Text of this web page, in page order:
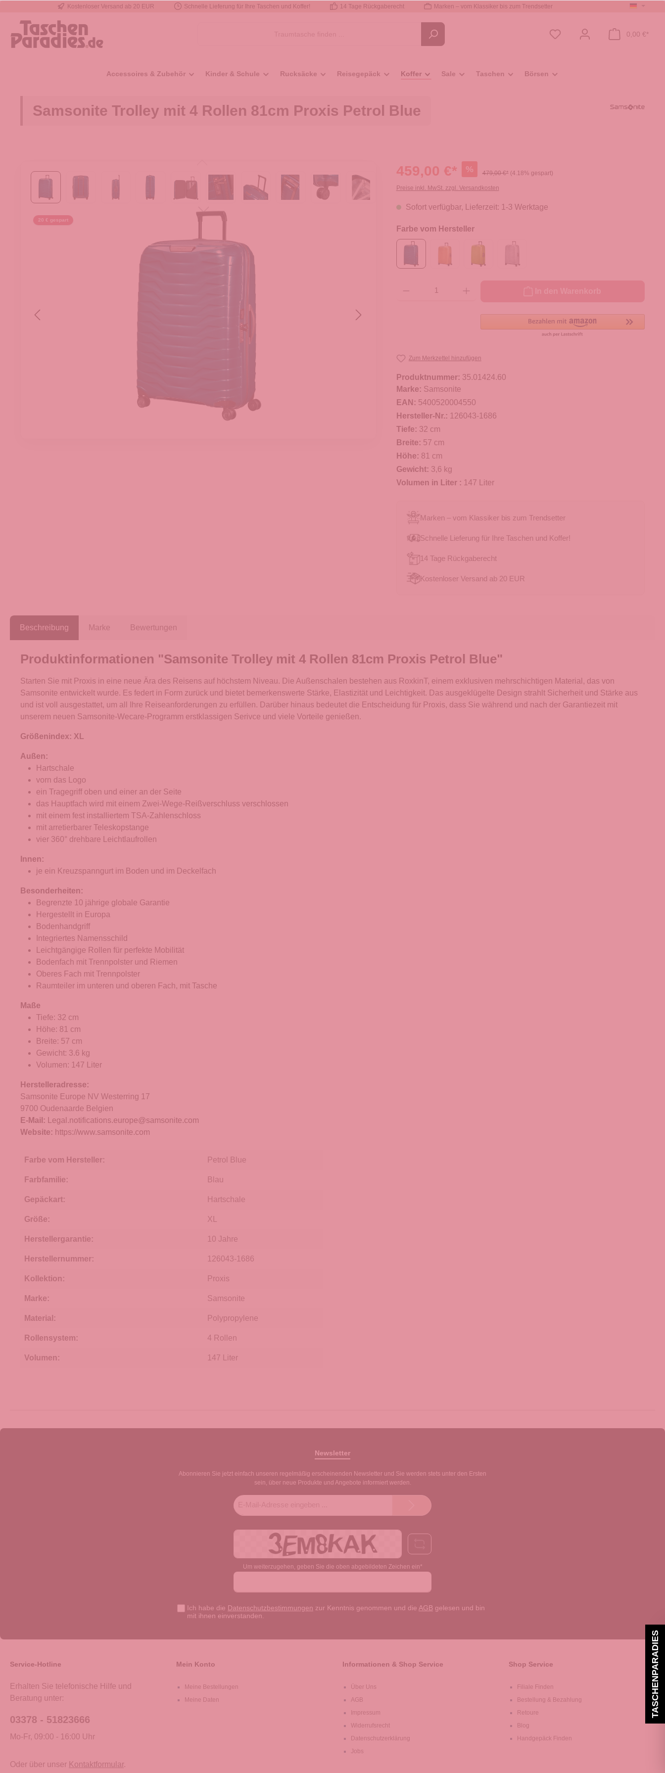
Zur Hauptnavigation springen
Kostenloser Versand ab 20 EUR Schnelle Lieferung für Ihre Taschen und Koffer! 14 Tage Rückgaberecht Marken – vom Klassiker bis zum Trendsetter
0,00 €*
Accessoires & Zubehör Kinder & Schule Rucksäcke Reisegepäck Koffer Sale Taschen Börsen
Samsonite Trolley mit 4 Rollen 81cm Proxis Petrol Blue
20 € gespart
459,00 €* % 479,00 €* (4.18% gespart)
Preise inkl. MwSt. zzgl. Versandkosten
Sofort verfügbar, Lieferzeit: 1-3 Werktage
Farbe vom Hersteller
Zum Merkzettel hinzufügen
Produktnummer: 35.01424.60
Marke: Samsonite
EAN: 5400520004550
Hersteller-Nr.: 126043-1686
Tiefe: 32 cm
Breite: 57 cm
Höhe: 81 cm
Gewicht: 3,6 kg
Volumen in Liter : 147 Liter
Marken – vom Klassiker bis zum Trendsetter
Schnelle Lieferung für Ihre Taschen und Koffer!
14 Tage Rückgaberecht
Kostenloser Versand ab 20 EUR
Beschreibung Marke Bewertungen
Produktinformationen "Samsonite Trolley mit 4 Rollen 81cm Proxis Petrol Blue"
Starten Sie mit Proxis in eine neue Ära des Reisens auf höchstem Niveau. Die Außenschalen bestehen aus RoxkinT, einem exklusiven mehrschichtigen Material, das von
Samsonite entwickelt wurde. Es federt in Form zurück und bietet bemerkenswerte Stärke, Elastizität und Leichtigkeit. Das ausgeklügelte Design strahlt Sicherheit und Stärke aus
und ist voll ausgestattet, um all Ihre Reiseanforderungen zu erfüllen. Darüber hinaus bedeutet die Entscheidung für Proxis, dass Sie während und nach der Garantiezeit mit
unserem neuen Samsonite-Wecare-Programm erstklassigen Serivce und viele Vorteile genießen.
Größenindex: XL
Außen:
Hartschale
vorn das Logo
ein Tragegriff oben und einer an der Seite
das Hauptfach wird mit einem Zwei-Wege-Reißverschluss verschlossen
mit einem fest installiertem TSA-Zahlenschloss
mit arretierbarer Teleskopstange
vier 360° drehbare Leichtlaufrollen
Innen:
je ein Kreuzspanngurt im Boden und im Deckelfach
Besonderheiten:
Begrenzte 10 jährige globale Garantie
Hergestellt in Europa
Bodenhandgriff
Integriertes Namensschild
Leichtgängige Rollen für perfekte Mobilität
Bodenfach mit Trennpolster und Riemen
Oberes Fach mit Trennpolster
Raumteiler im unteren und oberen Fach, mit Tasche
Maße
Tiefe: 32 cm
Höhe: 81 cm
Breite: 57 cm
Gewicht: 3.6 kg
Volumen: 147 Liter
Herstelleradresse:
Samsonite Europe NV Westerring 17
9700 Oudenaarde Belgien
E-Mail:
Legal.notifications.europe@samsonite.com
Website: https://www.samsonite.com
Farbe vom Hersteller: Petrol Blue
Farbfamilie: Blau
Gepäckart: Hartschale
Größe: XL
Herstellergarantie: 10 Jahre
Herstellernummer: 126043-1686
Kollektion: Proxis
Marke: Samsonite
Material: Polypropylene
Rollensystem: 4 Rollen
Volumen: 147 Liter
Newsletter
Abonnieren Sie jetzt einfach unseren regelmäßig erscheinenden Newsletter und Sie werden stets unter den Ersten
sein, über neue Produkte und Angebote informiert werden.
Adresse*
Um weiterzugehen, geben Sie die oben abgebildeten Zeichen ein*
Ich habe die Datenschutzbestimmungen zur Kenntnis genommen und die AGB gelesen und bin
mit ihnen einverstanden.
Service-Hotline
Erhalten Sie telefonische Hilfe und
Beratung unter:
03378 - 51823666
Mo-Fr, 09:00 - 16:00 Uhr
Oder über unser Kontaktformular.
Mein Konto
Meine Bestellungen
Meine Daten
Informationen & Shop Service
Über Uns
AGB
Impressum
Widerrufsrecht
Datenschutzerklärung
Jobs
Shop Service
Filiale Finden
Bestellung & Bezahlung
Retoure
Blog
Handgepäck Finden
TASCHENPARADIES